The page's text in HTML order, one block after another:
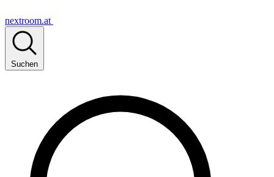
nextroom.at
Suchen